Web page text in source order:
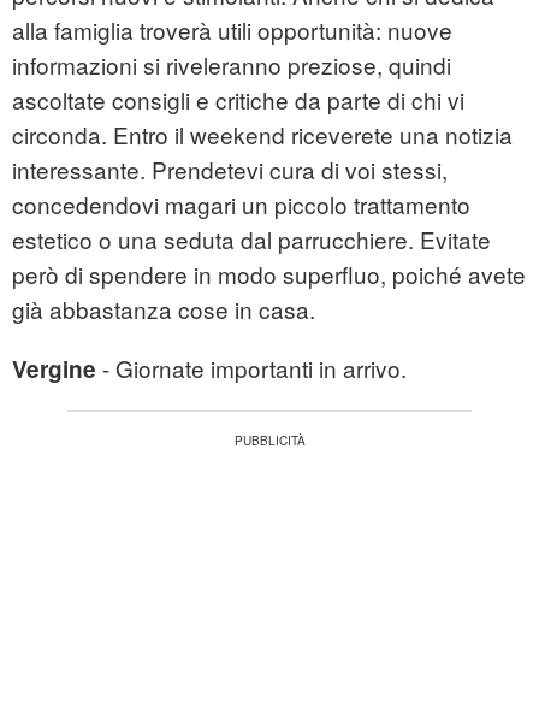
alla famiglia troverà utili opportunità: nuove
informazioni si riveleranno preziose, quindi
ascoltate consigli e critiche da parte di chi vi
circonda. Entro il weekend riceverete una notizia
interessante. Prendetevi cura di voi stessi,
concedendovi magari un piccolo trattamento
estetico o una seduta dal parrucchiere. Evitate
però di spendere in modo superfluo, poiché avete
già abbastanza cose in casa.
Vergine - Giornate importanti in arrivo.